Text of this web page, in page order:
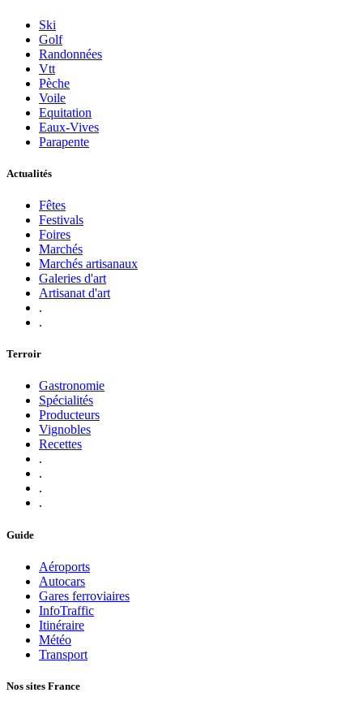
Ski
Golf
Randonnées
Vtt
Pèche
Voile
Equitation
Eaux-Vives
Parapente
Actualités
Fêtes
Festivals
Foires
Marchés
Marchés artisanaux
Galeries d'art
Artisanat d'art
.
.
Terroir
Gastronomie
Spécialités
Producteurs
Vignobles
Recettes
.
.
.
.
Guide
Aéroports
Autocars
Gares ferroviaires
InfoTraffic
Itinéraire
Météo
Transport
Nos sites France